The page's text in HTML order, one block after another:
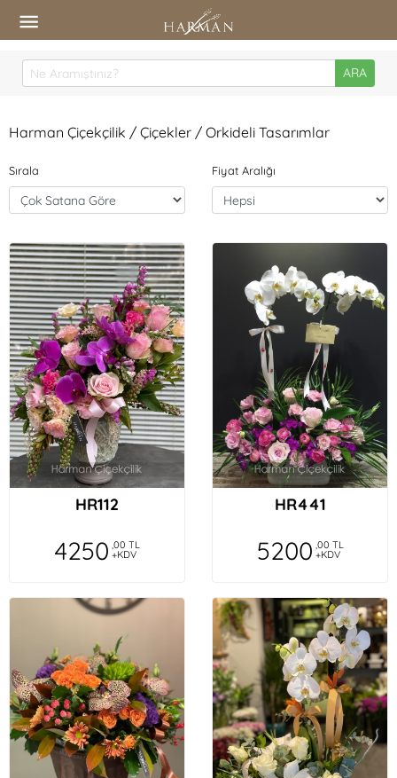
ARA
Harman Çiçekçilik / Çiçekler / Orkideli Tasarımlar
Sırala Fiyat Aralığı
HR112
4250 ,00 TL
+KDV
HR441
5200 ,00 TL
+KDV